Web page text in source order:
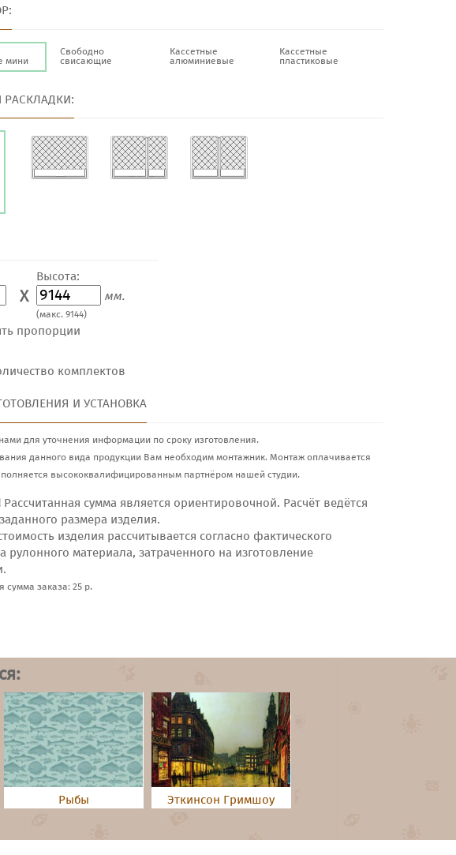
мини
Свободно
свисающие
Кассетные
алюминиевые
Кассетные
пластиковые
РАСКЛАДКИ:
X
Высота:
мм.
(макс. 9144)
пропорции
комплектов
И УСТАНОВКА
для уточнения информации по сроку изготовления.
данного вида продукции Вам необходим монтажник. Монтаж оплачивается
высококвалифицированным партнёром нашей студии.
Рассчитанная сумма является ориентировочной. Расчёт ведётся
размера изделия.
изделия рассчитывается согласно фактического
рулонного материала, затраченного на изготовление
сумма заказа: 25 р.
Рыбы Эткинсон Гримшоу